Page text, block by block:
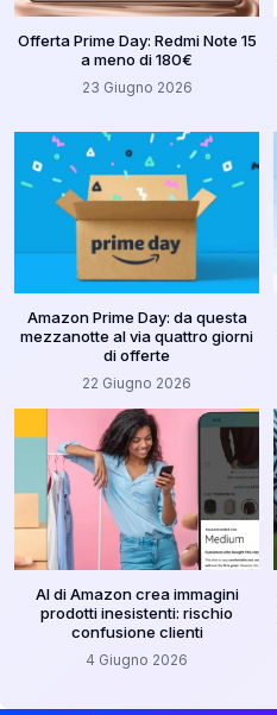
Offerta Prime Day: Redmi Note 15
a meno di 180€
23 Giugno 2026
Amazon Prime Day: da questa
mezzanotte al via quattro giorni
di offerte
22 Giugno 2026
AI di Amazon crea immagini
prodotti inesistenti: rischio
confusione clienti
4 Giugno 2026